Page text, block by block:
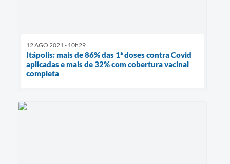
12 AGO 2021 - 10h29
Itápolis: mais de 86% das 1ª doses contra Covid
aplicadas e mais de 32% com cobertura vacinal
completa